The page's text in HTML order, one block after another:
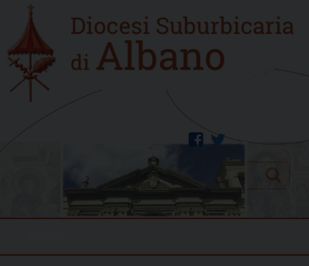
content
Home
new
twitter
facebook
Search